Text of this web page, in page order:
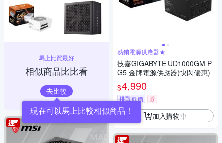
馬上比買最好
相似商品比比看
去比較
現在可以馬上比較相似商品！
熱銷電源供應器★
技嘉GIGABYTE UD1000GM P
G5 金牌電源供應器(快閃優惠)
$4,990
挑戰低價 券
加入購物車